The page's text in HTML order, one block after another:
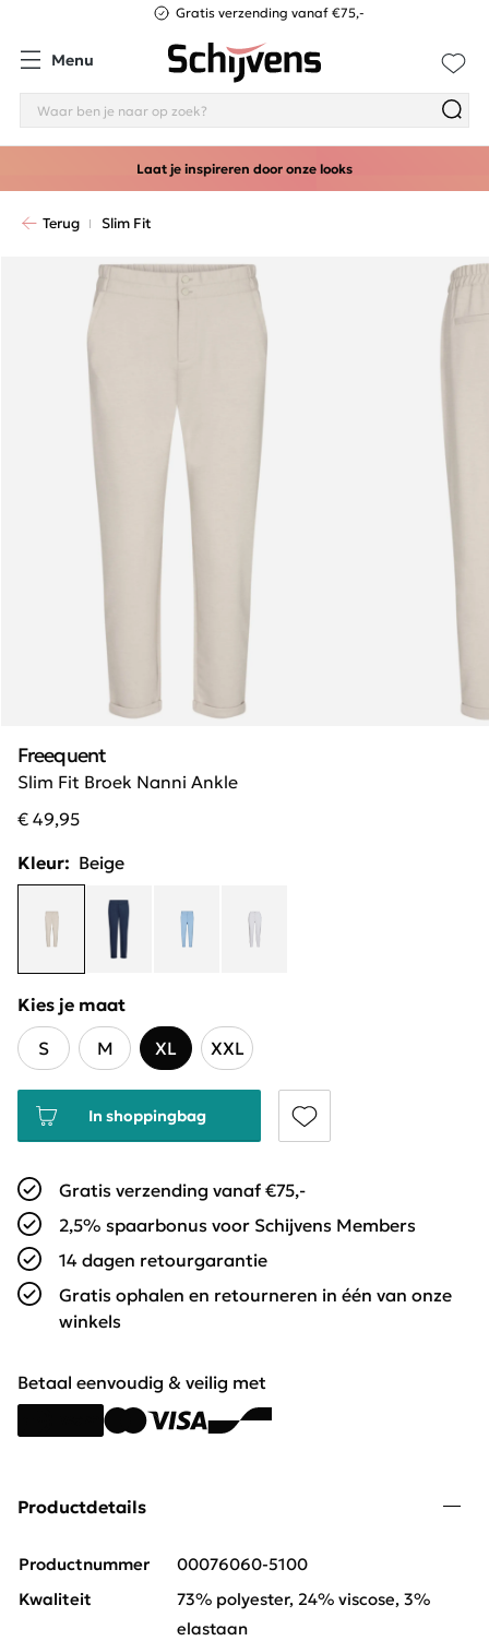
Gratis verzending vanaf €75,-
Menu
Laat je inspireren door onze looks
Terug Slim Fit
Slim Fit Broek Nanni Ankle
Freequent
€ 49,95
Kleur: Beige
Kies je maat
S
M XL XXL
In shoppingbag
Gratis verzending vanaf €75,-
2,5% spaarbonus voor Schijvens Members
14 dagen retourgarantie
Gratis ophalen en retourneren in één van onze
winkels
Betaal eenvoudig & veilig met
Productdetails
Productnummer
00076060-5100
Kwaliteit
73% polyester, 24% viscose, 3%
elastaan